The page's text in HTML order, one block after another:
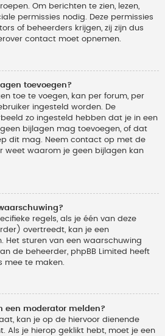
Om berichten te zien, lezen,
permissies nodig. Deze permissies
of beheerders krijgen, zij zijn dus
contact moet opnemen.
toevoegen?
toe te voegen, kan per forum, per
ingesteld worden. De
zo ingesteld hebben dat je in een
bijlagen mag toevoegen, of dat
dit mag. Neem contact op met de
weet waarom je geen bijlagen kan
regels, als je één van deze
overtreedt, kan je een
Het sturen van een waarschuwing
de beheerder, phpBB Limited heeft
mee te maken.
een moderator melden?
kan je op de hiervoor dienende
Als je hierop geklikt hebt, moet je een